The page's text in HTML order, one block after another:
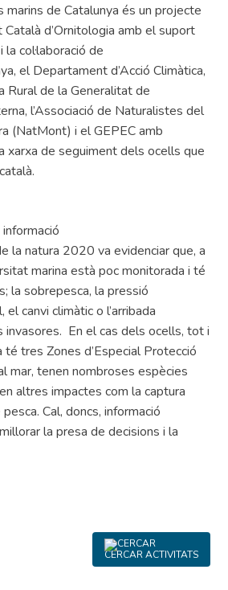
marins de Catalunya és un projecte
d’Ornitologia amb el suport
col·laboració de
el Departament d’Acció Climàtica,
Rural de la Generalitat de
l’Associació de Naturalistes del
(NatMont) i el GEPEC amb
xarxa de seguiment dels ocells que
la natura 2020 va evidenciar que, a
marina està poc monitorada i té
la sobrepesca, la pressió
canvi climàtic o l’arribada
invasores. En el cas dels ocells, tot i
té tres Zones d’Especial Protecció
mar, tenen nombroses espècies
altres impactes com la captura
Cal, doncs, informació
la presa de decisions i la
CERCAR ACTIVITATS